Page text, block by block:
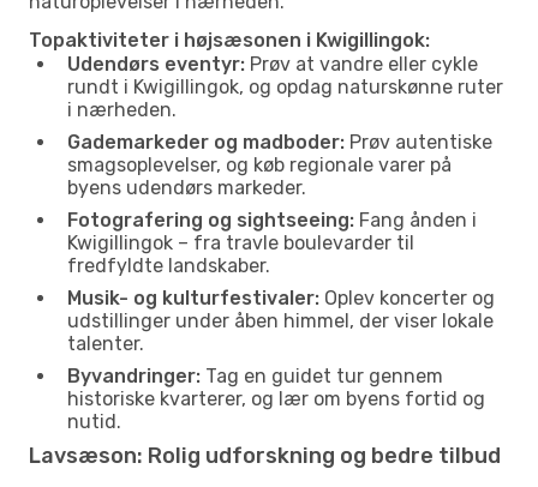
Topaktiviteter i højsæsonen i Kwigillingok:
Udendørs eventyr: Prøv at vandre eller cykle
rundt i Kwigillingok, og opdag naturskønne ruter
i nærheden.
Gademarkeder og madboder: Prøv autentiske
smagsoplevelser, og køb regionale varer på
byens udendørs markeder.
Fotografering og sightseeing: Fang ånden i
Kwigillingok – fra travle boulevarder til
fredfyldte landskaber.
Musik- og kulturfestivaler: Oplev koncerter og
udstillinger under åben himmel, der viser lokale
talenter.
Byvandringer: Tag en guidet tur gennem
historiske kvarterer, og lær om byens fortid og
nutid.
Lavsæson: Rolig udforskning og bedre tilbud